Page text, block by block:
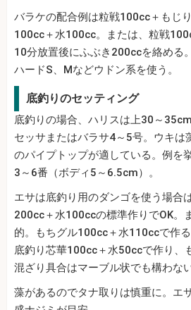
バラケの配合例は粒戦100cc＋もじ
100cc＋水100cc。または、粒戦
10分放置後にふぶき200ccを絡める
ハードS、Mなどウドン系を使う。
底釣りのセッティング
底釣りの場合、ハリスは上30～
セッサまたはバラサ4～5号。ウキは
のパイプトップが適している。例を
3～6番（ボディ5～6.5cm）。
エサは底釣り用のダンゴを使う場合
200cc＋水100ccの標準作りでOK。
的。もちグル100cc＋水110ccで作
底釣り芯華100cc＋水50ccで作り、
混ざり具合はマーブル状でも構わない
藻があるのでタナ取りは慎重に。エ